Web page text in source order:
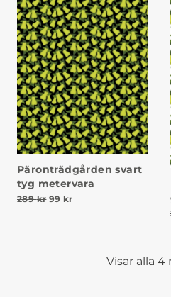
Päronträdgården svart
tyg metervara
289kr Det ursprungliga priset
99 krDet nuvarande
Visar alla 4